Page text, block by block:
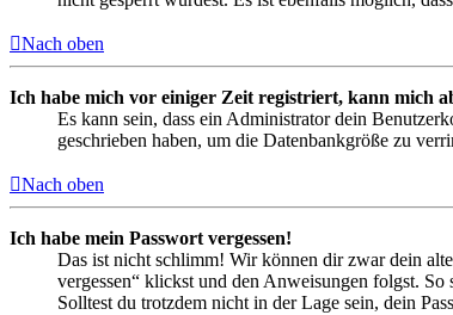
Nach oben
Ich habe mich vor einiger Zeit registriert, kann mich
Es kann sein, dass ein Administrator dein
geschrieben haben, um die Datenbankgröße zu
Nach oben
Ich habe mein Passwort vergessen!
Das ist nicht schlimm! Wir können dir zwar dein
vergessen“ klickst und den Anweisungen folgst.
Solltest du trotzdem nicht in der Lage sein, dein